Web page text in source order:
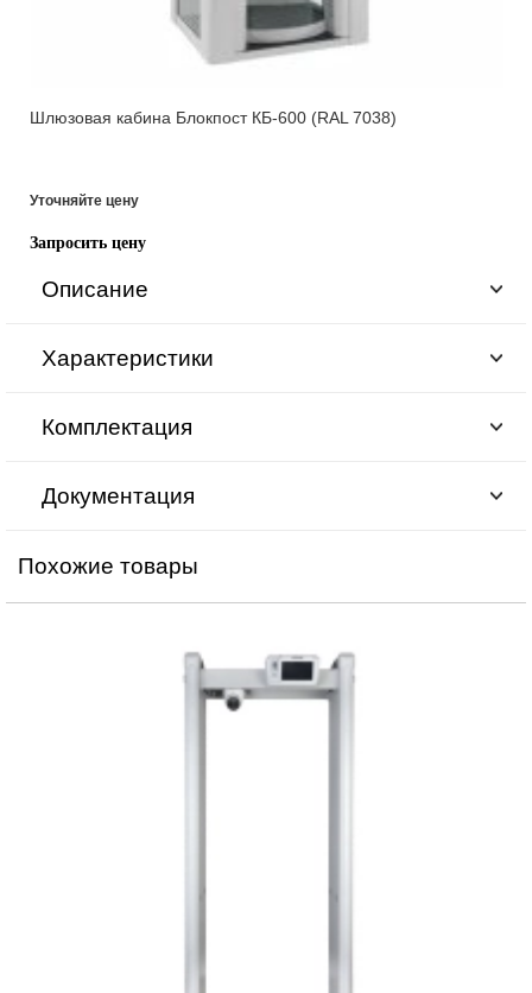
Шлюзовая кабина Блокпост КБ-600 (RAL 7038)
Уточняйте цену
Запросить цену
Описание
Характеристики
Комплектация
Документация
Похожие товары